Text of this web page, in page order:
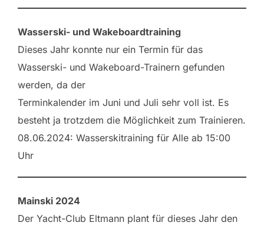
Wasserski- und Wakeboardtraining
Dieses Jahr konnte nur ein Termin für das
Wasserski- und Wakeboard-Trainern gefunden
werden, da der
Terminkalender im Juni und Juli sehr voll ist. Es
besteht ja trotzdem die Möglichkeit zum Trainieren.
08.06.2024: Wasserskitraining für Alle ab 15:00
Uhr
Mainski 2024
Der Yacht-Club Eltmann plant für dieses Jahr den